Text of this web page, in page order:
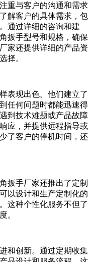
重与客户的沟通和需求
解客户的具体需求，包
通过详细的咨询和建
扳手型号和规格，确保
家还提供详细的产品资
择。
表现出色。他们建立了
任何问题时都能迅速得
到技术难题或产品故障
应，并提供远程指导或
了客户的停机时间，还
扳手厂家还推出了定制
以设计和生产定制化的
这种个性化服务不但了
。
和创新。通过定期收集